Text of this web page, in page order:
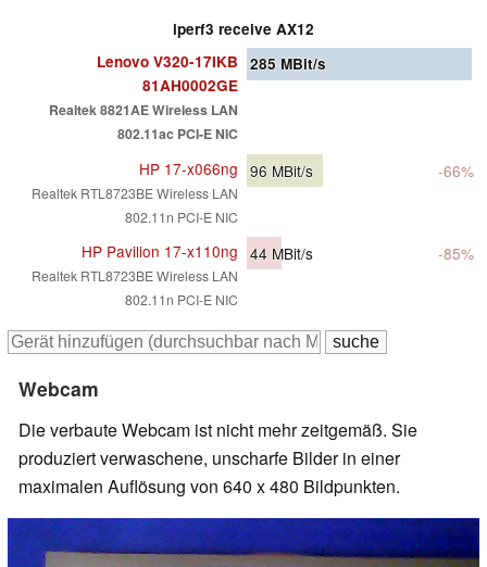
iperf3 receive AX12
Lenovo V320-17IKB
81AH0002GE
Realtek 8821AE Wireless LAN
802.11ac PCI-E NIC
285 MBit/s
HP 17-x066ng
Realtek RTL8723BE Wireless LAN
802.11n PCI-E NIC
96 MBit/s -66%
HP Pavilion 17-x110ng
Realtek RTL8723BE Wireless LAN
802.11n PCI-E NIC
44 MBit/s -85%
Webcam
Die verbaute Webcam ist nicht mehr zeitgemäß. Sie
produziert verwaschene, unscharfe Bilder in einer
maximalen Auflösung von 640 x 480 Bildpunkten.